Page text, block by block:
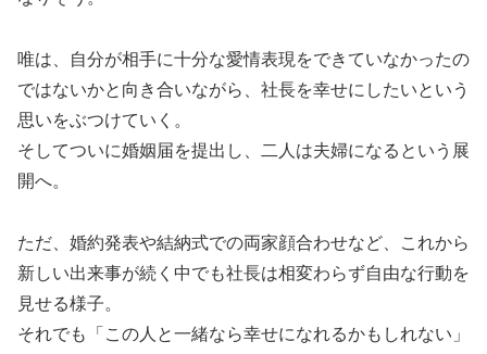
唯は、自分が相手に十分な愛情表現をできていなかったの
ではないかと向き合いながら、社長を幸せにしたいという
思いをぶつけていく。
そしてついに婚姻届を提出し、二人は夫婦になるという展
開へ。
ただ、婚約発表や結納式での両家顔合わせなど、これから
新しい出来事が続く中でも社長は相変わらず自由な行動を
見せる様子。
それでも「この人と一緒なら幸せになれるかもしれない」